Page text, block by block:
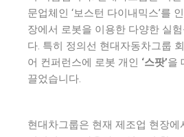
문업체인 ‘보스턴 다이내믹스’를
장에서 로봇을 이용한 다양한 실
다. 특히 정의선 현대자동차그룹
어 컨퍼런스에 로봇 개인 ‘스팟’을
끌었습니다.
현대차그룹은 현재 제조업 현장에